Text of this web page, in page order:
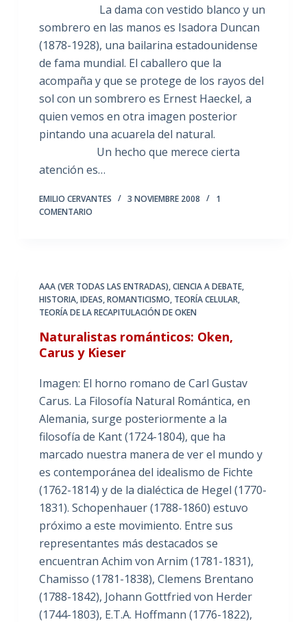
La dama con vestido blanco y un
sombrero en las manos es Isadora Duncan
(1878-1928), una bailarina estadounidense
de fama mundial. El caballero que la
acompaña y que se protege de los rayos del
sol con un sombrero es Ernest Haeckel, a
quien vemos en otra imagen posterior
pintando una acuarela del natural.
Un hecho que merece cierta
atención es…
EMILIO CERVANTES 3 NOVIEMBRE 2008
1
COMENTARIO
AAA (VER TODAS LAS ENTRADAS),CIENCIA A DEBATE,
HISTORIA,IDEAS,ROMANTICISMO, TEORÍA CELULAR,
TEORÍA DE LA RECAPITULACIÓN DE OKEN
Naturalistas románticos: Oken,
Carus y Kieser
Imagen: El horno romano de Carl Gustav
Carus. La Filosofía Natural Romántica, en
Alemania, surge posteriormente a la
filosofía de Kant (1724-1804), que ha
marcado nuestra manera de ver el mundo y
es contemporánea del idealismo de Fichte
(1762-1814) y de la dialéctica de Hegel (1770-
1831). Schopenhauer (1788-1860) estuvo
próximo a este movimiento. Entre sus
representantes más destacados se
encuentran Achim von Arnim (1781-1831),
Chamisso (1781-1838), Clemens Brentano
(1788-1842), Johann Gottfried von Herder
(1744-1803), E.T.A. Hoffmann (1776-1822),